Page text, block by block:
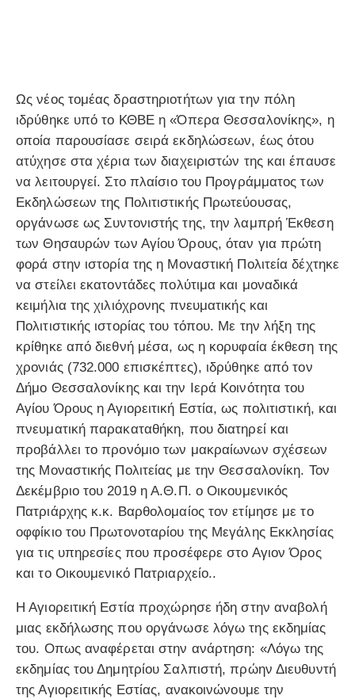
Ως νέος τομέας δραστηριοτήτων για την πόλη
ιδρύθηκε υπό το ΚΘΒΕ η «Όπερα Θεσσαλονίκης», η
οποία παρουσίασε σειρά εκδηλώσεων, έως ότου
ατύχησε στα χέρια των διαχειριστών της και έπαυσε
να λειτουργεί. Στο πλαίσιο του Προγράμματος των
Εκδηλώσεων της Πολιτιστικής Πρωτεύουσας,
οργάνωσε ως Συντονιστής της, την λαμπρή Έκθεση
των Θησαυρών των Αγίου Όρους, όταν για πρώτη
φορά στην ιστορία της η Μοναστική Πολιτεία δέχτηκε
να στείλει εκατοντάδες πολύτιμα και μοναδικά
κειμήλια της χιλιόχρονης πνευματικής και
Πολιτιστικής ιστορίας του τόπου. Με την λήξη της
κρίθηκε από διεθνή μέσα, ως η κορυφαία έκθεση της
χρονιάς (732.000 επισκέπτες), ιδρύθηκε από τον
Δήμο Θεσσαλονίκης και την Ιερά Κοινότητα του
Αγίου Όρους η Αγιορειτική Εστία, ως πολιτιστική, και
πνευματική παρακαταθήκη, που διατηρεί και
προβάλλει το προνόμιο των μακραίωνων σχέσεων
της Μοναστικής Πολιτείας με την Θεσσαλονίκη. Τον
Δεκέμβριο του 2019 η Α.Θ.Π. ο Οικουμενικός
Πατριάρχης κ.κ. Βαρθολομαίος τον ετίμησε με το
οφφίκιο του Πρωτονοταρίου της Μεγάλης Εκκλησίας
για τις υπηρεσίες που προσέφερε στο Αγιον Όρος
και το Οικουμενικό Πατριαρχείο..
Η Αγιορειτική Εστία προχώρησε ήδη στην αναβολή
μιας εκδήλωσης που οργάνωσε λόγω της εκδημίας
του. Οπως αναφέρεται στην ανάρτηση: «Λόγω της
εκδημίας του Δημητρίου Σαλπιστή, πρώην Διευθυντή
της Αγιορειτικής Εστίας, ανακοινώνουμε την